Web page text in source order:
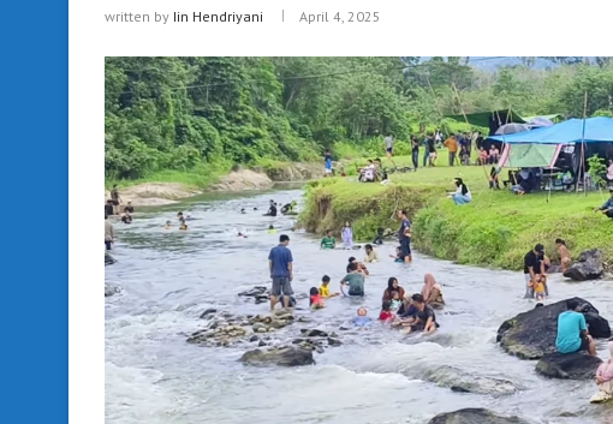
written by Iin Hendriyani April 4, 2025